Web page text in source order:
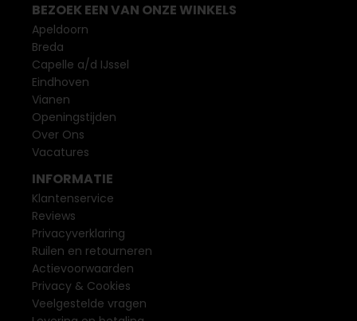
BEZOEK EEN VAN ONZE WINKELS
Apeldoorn
Breda
Capelle a/d IJssel
Eindhoven
Vianen
Openingstijden
Over Ons
Vacatures
INFORMATIE
Klantenservice
Reviews
Privacyverklaring
Ruilen en retourneren
Actievoorwaarden
Privacy & Cookies
Veelgestelde vragen